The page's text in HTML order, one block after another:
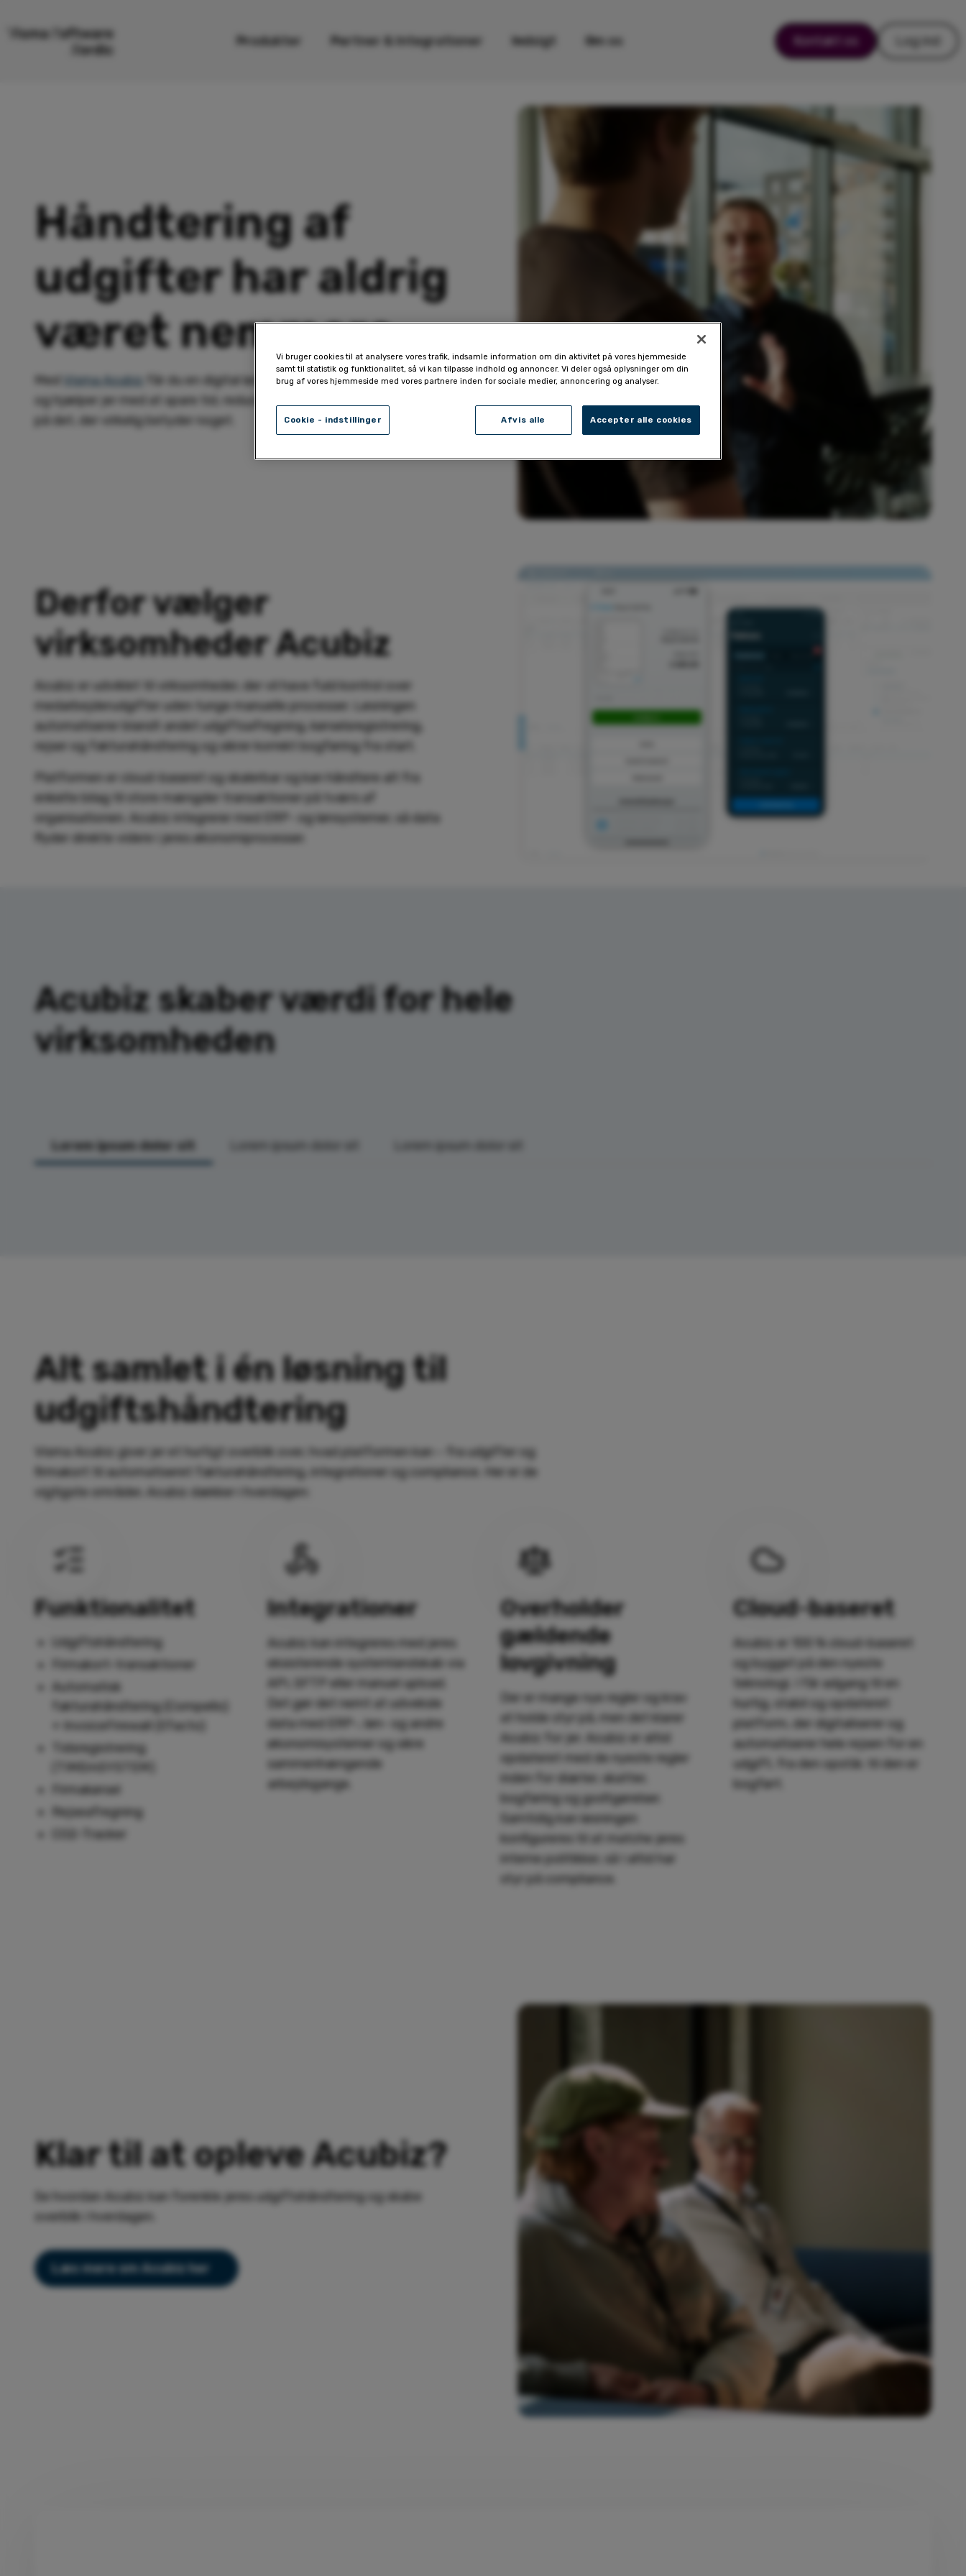
Produkter Partner & Integrationer Indsigt Om os Kontakt os Log ind
Håndtering af
udgifter har aldrig
været nemmere
Med Visma Acubiz
får du en digital løsning, der tilpasses jeres behov
og hjælper jer med at spare tid, reducere omkostninger og fokusere
på det, der virkelig betyder noget.
Derfor vælger
virksomheder Acubiz
Acubiz er udviklet til virksomheder, der vil have fuld kontrol over
medarbejderudgifter uden tunge manuelle processer. Løsningen
automatiserer blandt andet udgiftsafregning, kørselsregistrering,
rejser og fakturahåndtering og sikrer korrekt bogføring fra start.
Platformen er cloud-baseret og skalerbar og kan håndtere alt fra
enkelte bilag til store mængder transaktioner på tværs af
organisationen. Acubiz integrerer med ERP- og lønsystemer, så data
flyder direkte videre i jeres økonomiprocesser.
Acubiz skaber værdi for hele
virksomheden
Lorem ipsum dolor sit
Alt samlet i én løsning til
udgiftshåndtering
Visma Acubiz giver jer et hurtigt overblik over, hvad platformen kan – fra udgifter og
firmakort til automatiseret fakturahåndtering, integrationer og compliance. Her er de
vigtigste områder, Acubiz dækker i hverdagen:
Funktionalitet
Udgiftshåndtering
Firmakort-transaktioner
Automatisk
fakturahåndtering (Compello)
+ InvoiceFirewall (Efacto)
Tidsregistrering
Firmakørsel
Rejseafregning
CO2-Tracker
Integrationer
Acubiz kan integreres med jeres
eksisterende systemlandskab via
API, SFTP eller manuel upload.
Det gør det nemt at udveksle
data med ERP-, løn- og andre
økonomisystemer og sikre
sammenhængende
arbejdsgange.
Overholder
gældende
lovgivning
Der er mange nye regler og krav
at holde styr på, men det klarer
Acubiz for jer. Acubiz er altid
opdateret med de nyeste regler
inden for diæter, skatter,
bogføring og godtgørelser.
Samtidig kan løsningen
konfigureres til at matche jeres
interne politikker, så I altid har
styr på compliance.
Cloud-baseret
Acubiz er 100 % cloud-baseret
og bygget på den nyeste
teknologi. I får adgang til en
hurtig, stabil og opdateret
platform, der digitaliserer og
automatiserer hele rejsen for en
udgift, fra den opstår, til den er
bogført.
Klar til at opleve Acubiz?
Se hvordan Acubiz kan forenkle jeres udgiftshåndtering og skabe
overblik i hverdagen.
Læs mere om Acubiz her
Vi bruger cookies til at analysere vores trafik, indsamle information om din aktivitet på vores hjemmeside
samt til statistik og funktionalitet, så vi kan tilpasse indhold og annoncer. Vi deler også oplysninger om din
brug af vores hjemmeside med vores partnere inden for sociale medier, annoncering og analyser.
Afvis alle Accepter alle cookies
Cookie - indstillinger